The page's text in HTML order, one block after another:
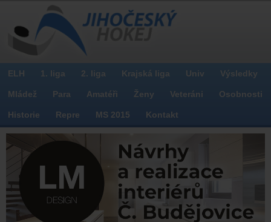
ELH 1. liga 2. liga Krajská liga Univ Výsledky
Mládež Para Amatéři Ženy Veteráni Osobnosti
Historie Repre MS 2015 Kontakt